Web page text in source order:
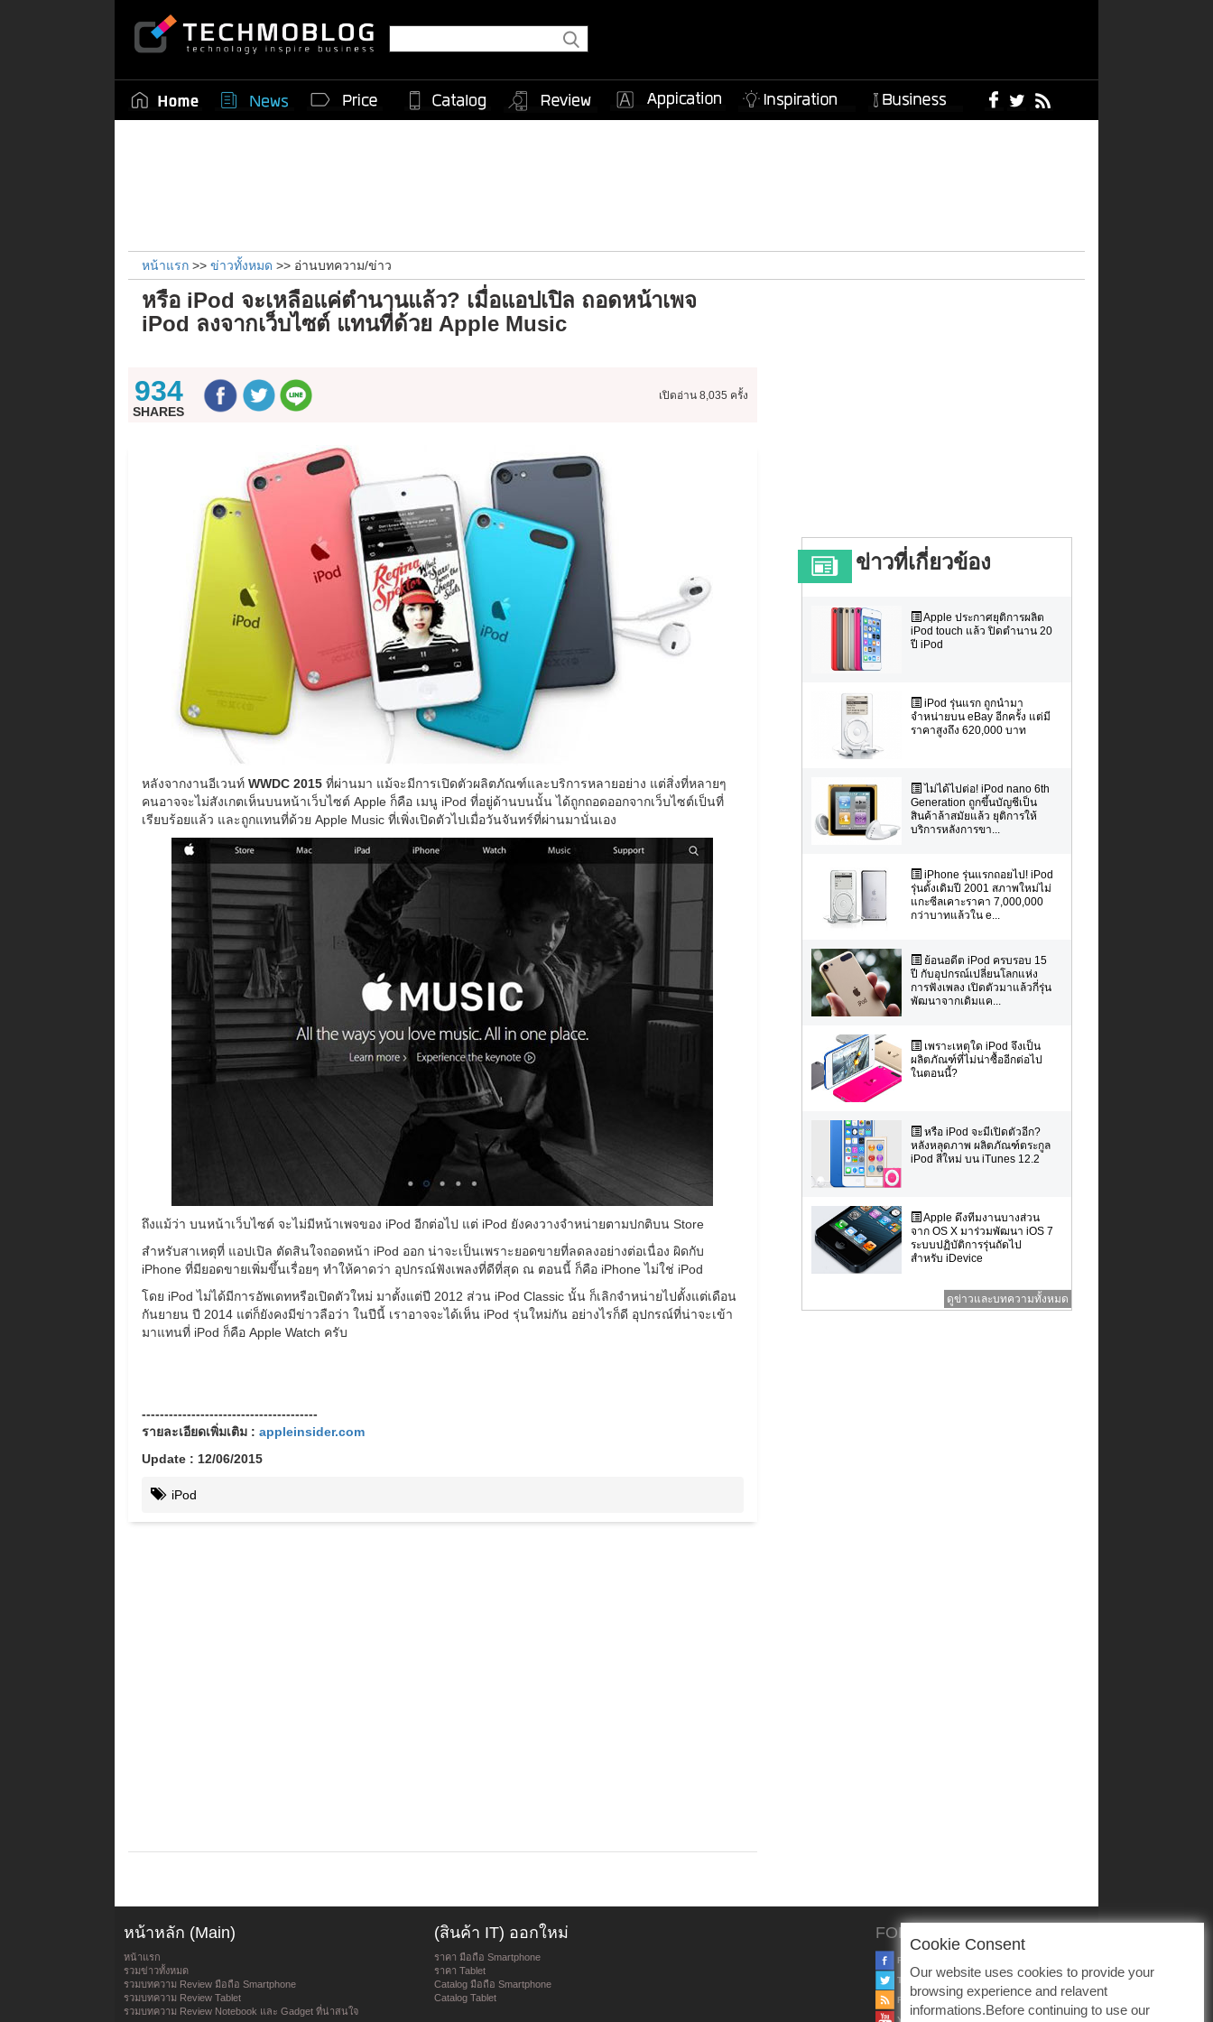
หน้าแรก >> ข่าวทั้งหมด >> อ่านบทความ/ข่าว
หรือ iPod จะเหลือแค่ตำนานแล้ว? เมื่อแอปเปิล ถอดหน้าเพจ
iPod ลงจากเว็บไซต์ แทนที่ด้วย Apple Music
934
SHARES
เปิดอ่าน 8,035 ครั้ง
หลังจากงานอีเวนท์ WWDC 2015 ที่ผ่านมา แม้จะมีการเปิดตัวผลิตภัณฑ์และบริการหลายอย่าง แต่สิ่งที่หลายๆ
คนอาจจะไม่สังเกตเห็นบนหน้าเว็บไซต์ Apple ก็คือ เมนู iPod ที่อยู่ด้านบนนั้น ได้ถูกถอดออกจากเว็บไซต์เป็นที่
เรียบร้อยแล้ว และถูกแทนที่ด้วย Apple Music ที่เพิ่งเปิดตัวไปเมื่อวันจันทร์ที่ผ่านมานั่นเอง
ถึงแม้ว่า บนหน้าเว็บไซต์ จะไม่มีหน้าเพจของ iPod อีกต่อไป แต่ iPod ยังคงวางจำหน่ายตามปกติบน Store
สำหรับสาเหตุที่ แอปเปิล ตัดสินใจถอดหน้า iPod ออก น่าจะเป็นเพราะยอดขายที่ลดลงอย่างต่อเนื่อง ผิดกับ
iPhone ที่มียอดขายเพิ่มขึ้นเรื่อยๆ ทำให้คาดว่า อุปกรณ์ฟังเพลงที่ดีที่สุด ณ ตอนนี้ ก็คือ iPhone ไม่ใช่ iPod
โดย iPod ไม่ได้มีการอัพเดทหรือเปิดตัวใหม่ มาตั้งแต่ปี 2012 ส่วน iPod Classic นั้น ก็เลิกจำหน่ายไปตั้งแต่เดือน
กันยายน ปี 2014 แต่ก็ยังคงมีข่าวลือว่า ในปีนี้ เราอาจจะได้เห็น iPod รุ่นใหม่กัน อย่างไรก็ดี อุปกรณ์ที่น่าจะเข้า
มาแทนที่ iPod ก็คือ Apple Watch ครับ
---------------------------------------
รายละเอียดเพิ่มเติม : appleinsider.com
Update : 12/06/2015
iPod
ข่าวที่เกี่ยวข้อง
Apple ประกาศยุติการผลิต
iPod touch แล้ว ปิดตำนาน 20
ปี iPod
iPod รุ่นแรก ถูกนำมา
จำหน่ายบน eBay อีกครั้ง แต่มี
ราคาสูงถึง 620,000 บาท
ไม่ได้ไปต่อ! iPod nano 6th
Generation ถูกขึ้นบัญชีเป็น
สินค้าล้าสมัยแล้ว ยุติการให้
บริการหลังการขา...
iPhone รุ่นแรกถอยไป! iPod
รุ่นดั้งเดิมปี 2001 สภาพใหม่ไม่
แกะซีลเคาะราคา 7,000,000
กว่าบาทแล้วใน e...
ย้อนอดีต iPod ครบรอบ 15
ปี กับอุปกรณ์เปลี่ยนโลกแห่ง
การฟังเพลง เปิดตัวมาแล้วกี่รุ่น
พัฒนาจากเดิมแค...
เพราะเหตุใด iPod จึงเป็น
ผลิตภัณฑ์ที่ไม่น่าซื้ออีกต่อไป
ในตอนนี้?
หรือ iPod จะมีเปิดตัวอีก?
หลังหลุดภาพ ผลิตภัณฑ์ตระกูล
iPod สีใหม่ บน iTunes 12.2
Apple ดึงทีมงานบางส่วน
จาก OS X มาร่วมพัฒนา iOS 7
ระบบปฏิบัติการรุ่นถัดไป
สำหรับ iDevice
ดูข่าวและบทความทั้งหมด
หน้าหลัก (Main)
หน้าแรก
รวมข่าวทั้งหมด
รวมบทความ Review มือถือ Smartphone
รวมบทความ Review Tablet
รวมบทความ Review Notebook และ Gadget ที่น่าสนใจ
(สินค้า IT) ออกใหม่
ราคา มือถือ Smartphone
ราคา Tablet
Catalog มือถือ Smartphone
Catalog Tablet
FOLLOW US
FACEBOOK
TWITTER
RSS
YOUTUBE
Cookie Consent
Our website uses cookies to provide your
browsing experience and relavent
informations.Before continuing to use our